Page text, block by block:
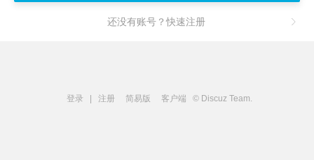
还没有账号？快速注册
登录 注册 简易版 客户端 © Discuz Team.